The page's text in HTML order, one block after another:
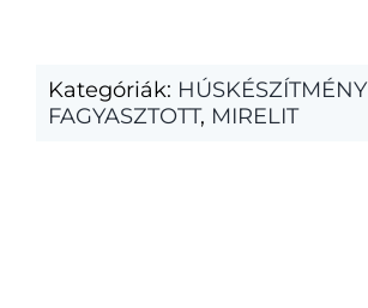
Kategóriák: HÚSKÉSZÍTMÉNY
FAGYASZTOTT, MIRELIT